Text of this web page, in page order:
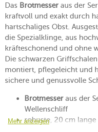
Das Brotmesser aus der
kraftvoll und exakt durch
hartschaliges Obst.
die Spezialklinge, aus
kräfteschonend und ohne
Die schwarzen
montiert, pflegeleicht und
sichere und genussvolle
Brotmesser aus der
Wellenschliff
robuste, 20 cm
Mehr anzeigen